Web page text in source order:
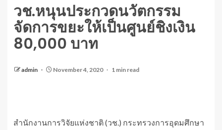
วช.หนุนประกวดนวัตกรรม
จัดการขยะให้เป็นศูนย์ชิงเงิน
80,000 บาท
admin November 4, 2020 1 min read
สำนักงานการวิจัยแห่งชาติ (วช.) กระทรวงการอุดมศึกษา